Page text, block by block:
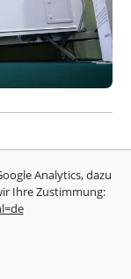
der
die
Analytics, dazu
Ihre Zustimmung: